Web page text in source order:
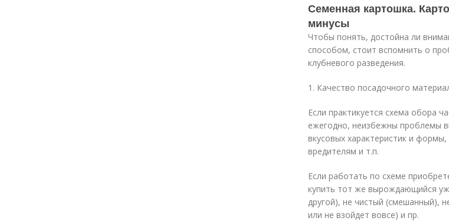
Семенная картошка.
минусы
Чтобы понять, достойна ли
способом, стоит вспомнить о
клубневого разведения.
1. Качество посадочного
Если практикуется схема обора
ежегодно, неизбежны проблемы
вкусовых характеристик и
вредителям и т.п.
Если работать по схеме
купить тот же вырождающийся
другой), не чистый (смешанный),
или не взойдет вовсе) и пр.